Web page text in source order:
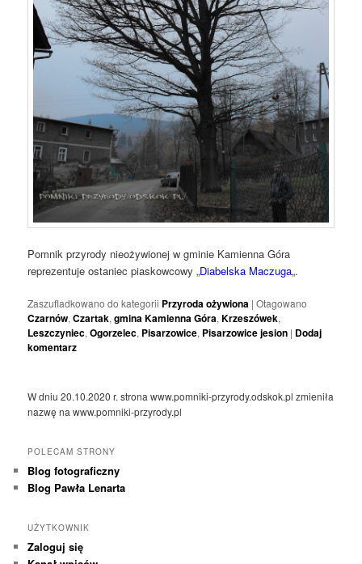
Pomnik przyrody nieożywionej w gminie Kamienna Góra
reprezentuje ostaniec piaskowcowy „Diabelska Maczuga„.
Zaszufladkowano do kategorii Przyroda ożywiona |Otagowano
Czarnów,Czartak,gmina Kamienna Góra,Krzeszówek,
Leszczyniec,Ogorzelec, Pisarzowice, Pisarzowice jesion | Dodaj
komentarz
W dniu 20.10.2020 r. strona www.pomniki-przyrody.odskok.pl zmieniła
nazwę na www.pomniki-przyrody.pl
POLECAM STRONY
Blog fotograficzny
Blog Pawła Lenarta
UŻYTKOWNIK
Zaloguj się